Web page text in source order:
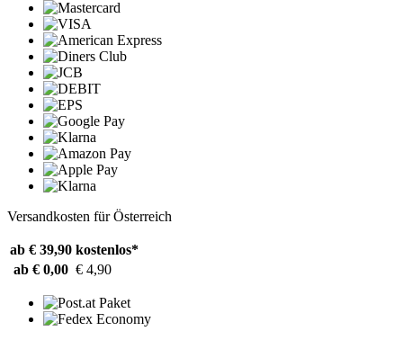
Versandkosten für Österreich
ab € 39,90 kostenlos*
ab € 0,00 € 4,90